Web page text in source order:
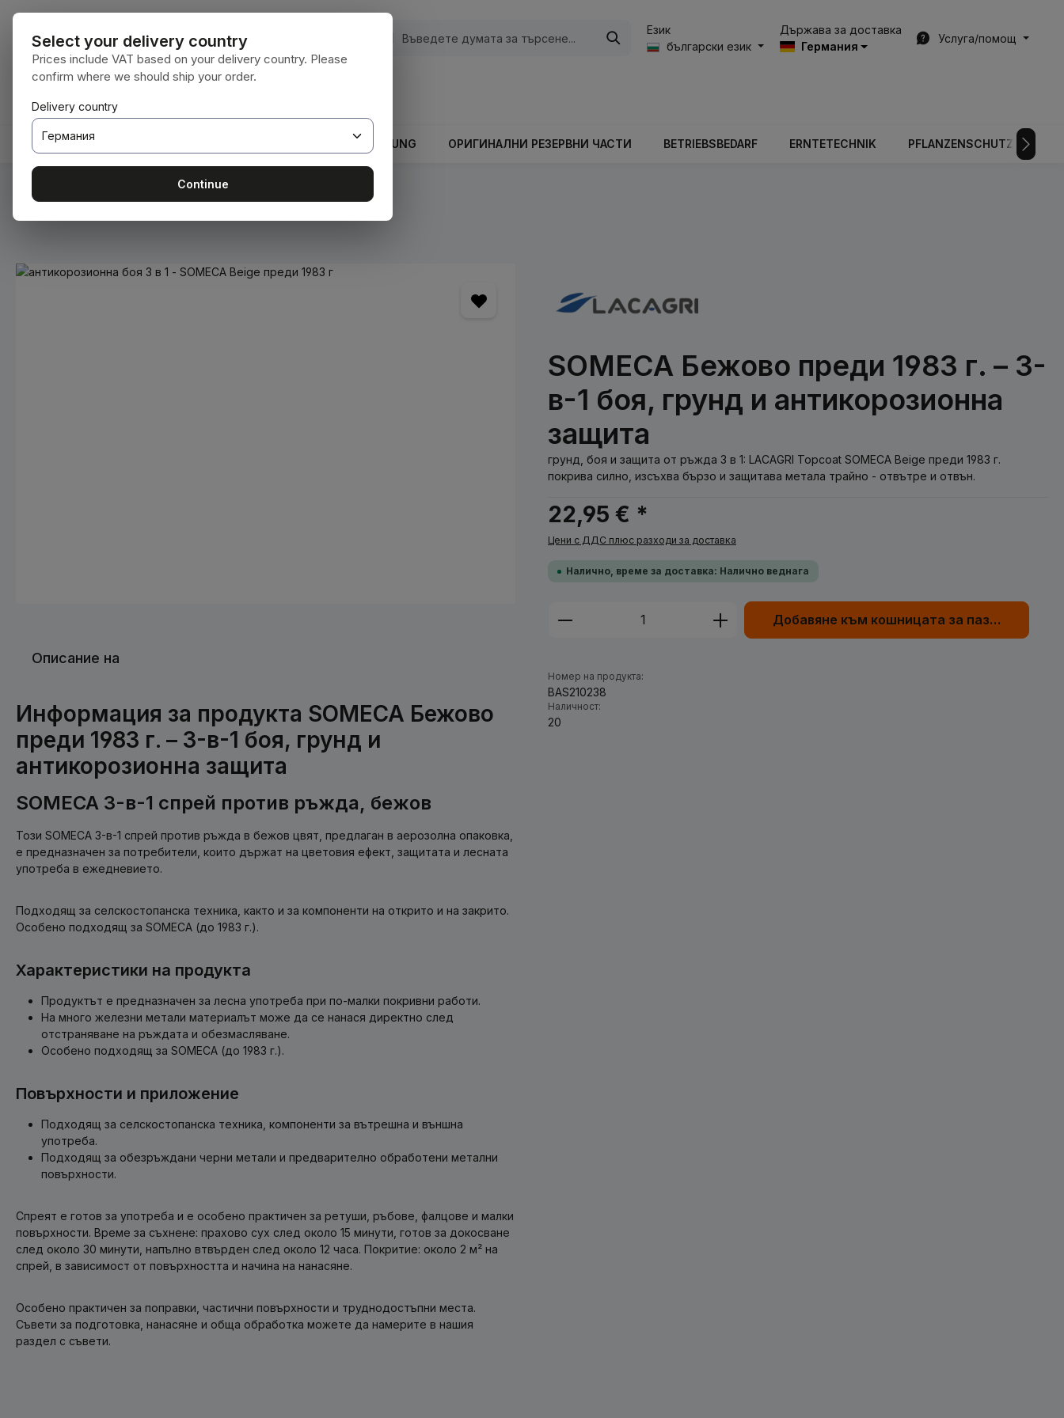
към основното съдържание
Преминете към търсенето
Преминете към основната навигация
Език
български език
Държава за доставка
Германия
Услуга/помощ
НАЧАЛНА СТРАНИЦА BODENBEARBEITUNG ОРИГИНАЛНИ РЕЗЕРВНИ ЧАСТИ BETRIEBSBEDARF ERNTETECHNIK PFLANZENSCHUTZTECHNIK
Вие сте тук: Бои и лакове
Пропуснете галерия с изображения
SOMECA Бежово преди 1983 г. – 3-
в-1 боя, грунд и антикорозионна
защита
грунд, боя и защита от ръжда 3 в 1: LACAGRI Topcoat SOMECA Beige преди 1983 г.
покрива силно, изсъхва бързо и защитава метала трайно - отвътре и отвън.
22,95 € *
Цени с ДДС плюс разходи за доставка
Налично, време за доставка: Налично веднага
Количество на продукта: Въведете желаната сума
Добавяне към кошницата за пазаруване
Номер на продукта:
BAS210238
Наличност:
20
Описание на
Информация за продукта SOMECA Бежово
преди 1983 г. – 3-в-1 боя, грунд и
антикорозионна защита
SOMECA 3-в-1 спрей против ръжда, бежов
Този SOMECA 3-в-1 спрей против ръжда в бежов цвят, предлаган в аерозолна опаковка,
е предназначен за потребители, които държат на цветовия ефект, защитата и лесната
употреба в ежедневието.
Подходящ за селскостопанска техника, както и за компоненти на открито и на закрито.
Особено подходящ за SOMECA (до 1983 г.).
Характеристики на продукта
Продуктът е предназначен за лесна употреба при по-малки покривни работи.
На много железни метали материалът може да се нанася директно след
отстраняване на ръждата и обезмасляване.
Особено подходящ за SOMECA (до 1983 г.).
Повърхности и приложение
Подходящ за селскостопанска техника, компоненти за вътрешна и външна
употреба.
Подходящ за обезръждани черни метали и предварително обработени метални
повърхности.
Спреят е готов за употреба и е особено практичен за ретуши, ръбове, фалцове и малки
повърхности. Време за съхнене: прахово сух след около 15 минути, готов за докосване
след около 30 минути, напълно втвърден след около 12 часа. Покритие: около 2 м² на
спрей, в зависимост от повърхността и начина на нанасяне.
Особено практичен за поправки, частични повърхности и труднодостъпни места.
Съвети за подготовка, нанасяне и обща обработка можете да намерите в нашия
раздел с съвети.
Select your delivery country
Prices include VAT based on your delivery country. Please
confirm where we should ship your order.
Delivery country
Continue